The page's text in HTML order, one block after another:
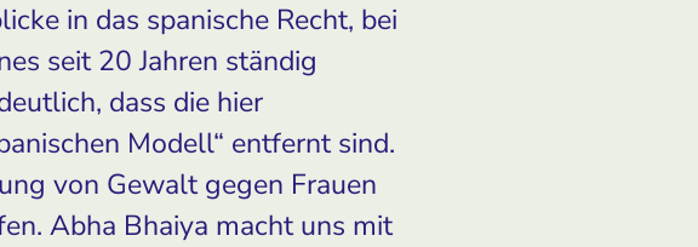
in das spanische Recht, bei
seit 20 Jahren ständig
dass die hier
Modell“ entfernt sind.
von Gewalt gegen Frauen
Abha Bhaiya macht uns mit